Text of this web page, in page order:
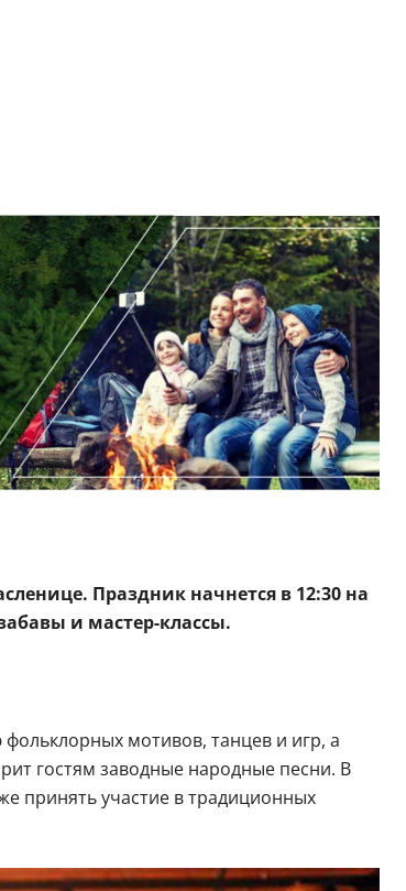
Праздник начнется в 12:30 на
и мастер-классы.
мотивов, танцев и игр, а
гостям заводные народные песни. В
принять участие в традиционных